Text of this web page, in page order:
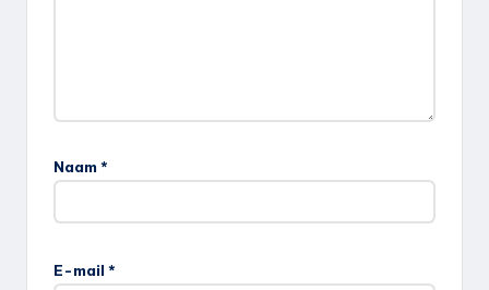
Naam *
E-mail *